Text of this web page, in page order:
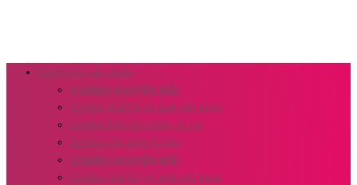
Danh mục sản phẩm
COMBO KHUYẾN MÃI
Combo thiết bị vệ sinh tiết kiệm
Combo bồn rửa chén có vòi
Combo phụ kiện tủ bếp
COMBO KHUYẾN MÃI
Combo thiết bị vệ sinh tiết kiệm